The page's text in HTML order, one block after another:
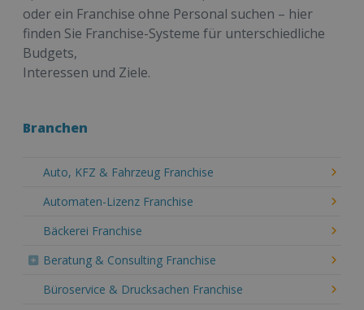
oder ein Franchise ohne Personal suchen – hier
finden Sie Franchise-Systeme für unterschiedliche
Budgets,
Interessen und Ziele.
Branchen
Auto, KFZ & Fahrzeug Franchise
Automaten-Lizenz Franchise
Bäckerei Franchise
Beratung & Consulting Franchise
Büroservice & Drucksachen Franchise